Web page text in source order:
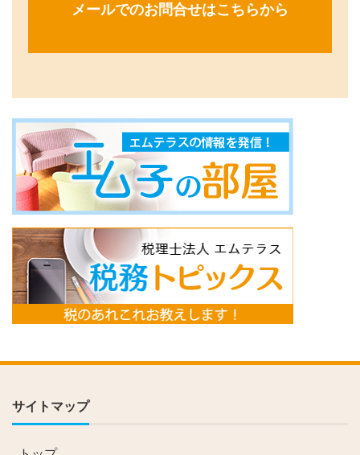
メールでのお問合せはこちらから
サイトマップ